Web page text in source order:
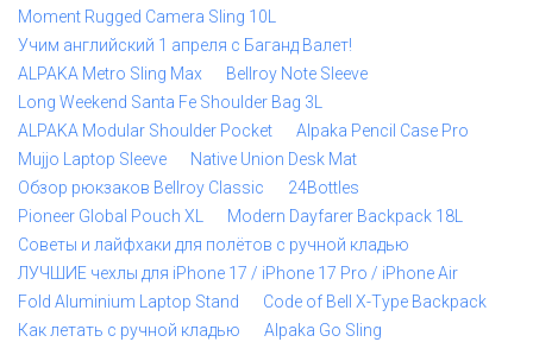
Moment Rugged Camera Sling 10L
Учим английский 1 апреля с Баганд Валет!
ALPAKA Metro Sling Max
Bellroy Note Sleeve
Long Weekend Santa Fe Shoulder Bag 3L
ALPAKA Modular Shoulder Pocket
Alpaka Pencil Case Pro
Mujjo Laptop Sleeve
Native Union Desk Mat
Обзор рюкзаков Bellroy Classic
24Bottles
Pioneer Global Pouch XL
Modern Dayfarer Backpack 18L
Советы и лайфхаки для полётов с ручной кладью
ЛУЧШИЕ чехлы для iPhone 17 / iPhone 17 Pro / iPhone Air
Fold Aluminium Laptop Stand
Code of Bell X-Type Backpack
Как летать с ручной кладью
Alpaka Go Sling